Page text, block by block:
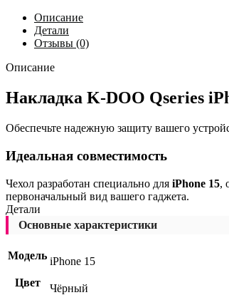
Описание
Детали
Отзывы (0)
Описание
Накладка K-DOO Qseries
Обеспечьте надежную защиту вашего
Идеальная совместимость
Чехол разработан специально для iPhone 15,
первоначальный вид вашего гаджета.
Детали
Основные характеристики
Модель iPhone 15
Цвет
Чёрный